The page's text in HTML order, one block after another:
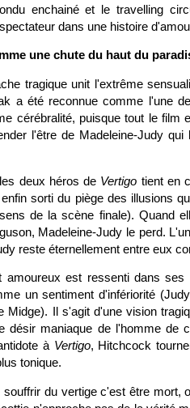
enchainé et le travelling
dans une histoire
une chute du haut du
tragique unit l'extrême
a été reconnue comme l'une
cérébralité, puisque tout le film
l'être de Madeleine-Judy
deux héros de Vertigo tient en
sorti du piège des illusions
de la scène finale). Quand
Madeleine-Judy le perd.
reste éternellement entre eux
amoureux est ressenti dans
un sentiment d'infériorité
Midge). Il s'agit d'une vision
désir maniaque de l'homme de
à Vertigo, Hitchcock
tonique.
souffrir du vertige c'est être mort,